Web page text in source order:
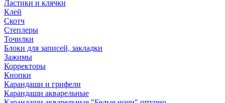
Ластики и клячки
Клей
Скотч
Степлеры
Точилки
Блоки для записей, закладки
Зажимы
Корректоры
Кнопки
Карандаши и грифели
Карандаши акварельные